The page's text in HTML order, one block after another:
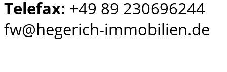
Telefax: +49 89 230696244
fw@hegerich-immobilien.de